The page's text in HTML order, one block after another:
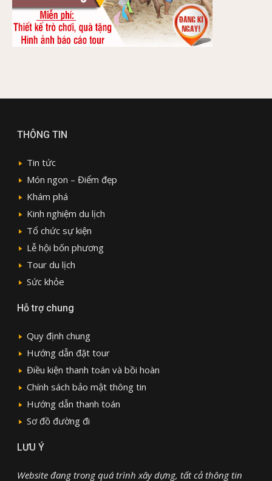
THÔNG TIN
Tin tức
Món ngon – Điểm đẹp
Khám phá
Kinh nghiệm du lịch
Tổ chức sự kiện
Lễ hội bốn phương
Tour du lịch
Sức khỏe
Hỗ trợ chung
Quy định chung
Hướng dẫn đặt tour
Điều kiện thanh toán và bồi hoàn
Chính sách bảo mật thông tin
Hướng dẫn thanh toán
Sơ đồ đường đi
LƯU Ý
Website đang trong quá trình xây dựng, tất cả thông tin